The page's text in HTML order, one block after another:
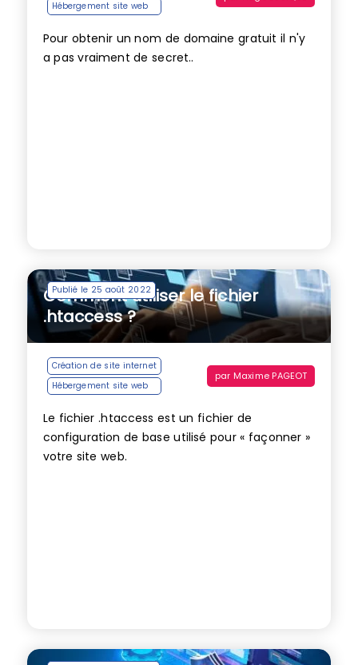
Hébergement site web
Pour obtenir un nom de domaine gratuit il n'y
a pas vraiment de secret..
Publié le 25 août 2022
Comment utiliser le fichier
.htaccess ?
Création de site internet
Hébergement site web
par Maxime PAGEOT
Le fichier .htaccess est un fichier de
configuration de base utilisé pour « façonner »
votre site web.